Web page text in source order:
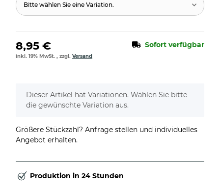
Bitte wählen Sie eine Variation.
8,95 € Sofort verfügbar
inkl. 19% MwSt. , zzgl. Versand
x
Dieser Artikel hat Variationen. Wählen Sie bitte
die gewünschte Variation aus.
Größere Stückzahl? Anfrage stellen und individuelles
Angebot erhalten.
Produktion in 24 Stunden